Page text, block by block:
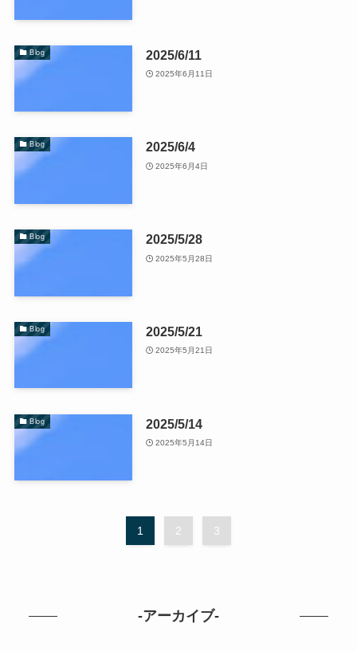
Blog 2025/6/11
2025年6月11日
Blog 2025/6/4
2025年6月4日
Blog 2025/5/28
2025年5月28日
Blog 2025/5/21
2025年5月21日
Blog 2025/5/14
2025年5月14日
1 2 3
-アーカイブ-